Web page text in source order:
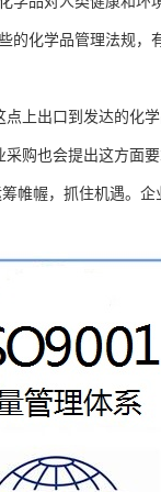
的化学品管理法规
上出口到发达的化
购也会提出这方面要
帷幄，抓住机遇。